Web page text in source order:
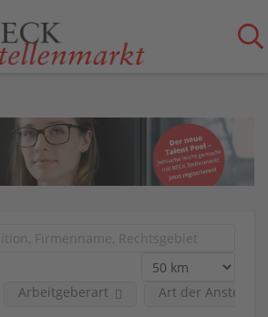
Arbeitgeberart Art der